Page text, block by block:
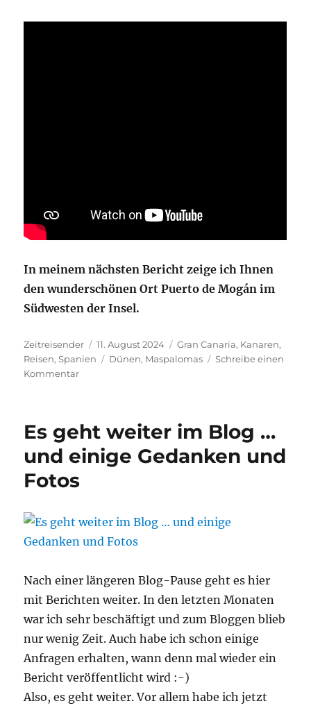
In meinem nächsten Bericht zeige ich Ihnen
den wunderschönen OrtPuerto de Mogán im
Südwesten der Insel.
Autor
Zeitreisender
Veröffentlicht
am
11. August 2024 Kategorien
Gran Canaria, Kanaren,
Reisen,Spanien Schlagwörter
Dünen, Maspalomas
Schreibe einen
Kommentarzu
Die
Dünen
von
Es geht weiter im Blog …
und einige Gedanken und
Fotos
Nach einer längeren Blog-Pause geht es hier
mit Berichten weiter. In den letzten Monaten
war ich sehr beschäftigt und zum Bloggen blieb
nur wenig Zeit. Auch habe ich schon einige
Anfragen erhalten, wann denn mal wieder ein
Bericht veröffentlicht wird :-)
Also, es geht weiter. Vor allem habe ich jetzt